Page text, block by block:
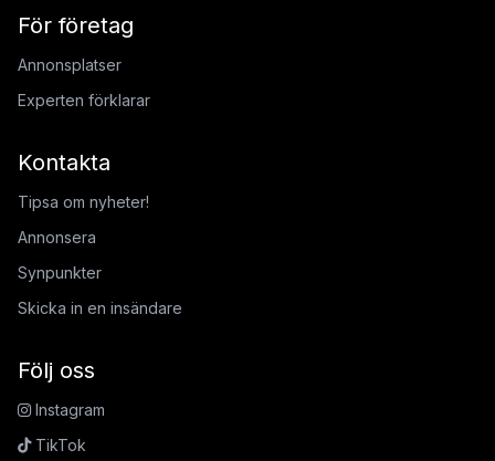
För företag
Annonsplatser
Experten förklarar
Kontakta
Tipsa om nyheter!
Annonsera
Synpunkter
Skicka in en insändare
Följ oss
Instagram
TikTok